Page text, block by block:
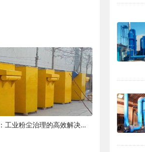
仓顶脉冲除尘器：工业粉尘治理的高效解决方案